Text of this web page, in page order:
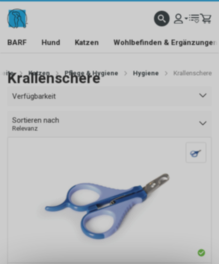
BARF Hund Katzen Wohlbefinden & Ergänzungen
Katzen Pflege & Hygiene Hygiene Krallenschere
Krallenschere
Verfügbarkeit
Sortieren nach
Relevanz